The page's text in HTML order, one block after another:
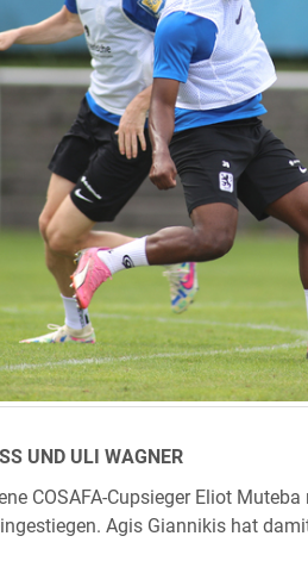
UND ULI WAGNER
COSAFA-Cupsieger Eliot
Agis Giannikis hat